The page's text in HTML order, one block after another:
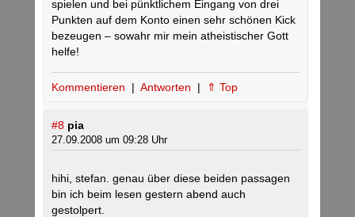
spielen und bei pünktlichem Eingang von drei
Punkten auf dem Konto einen sehr schönen Kick
bezeugen – sowahr mir mein atheistischer Gott
helfe!
Kommentieren | Antworten | ⇑ Top
#8 pia
27.09.2008 um 09:28 Uhr
hihi, stefan. genau über diese beiden passagen
bin ich beim lesen gestern abend auch
gestolpert.